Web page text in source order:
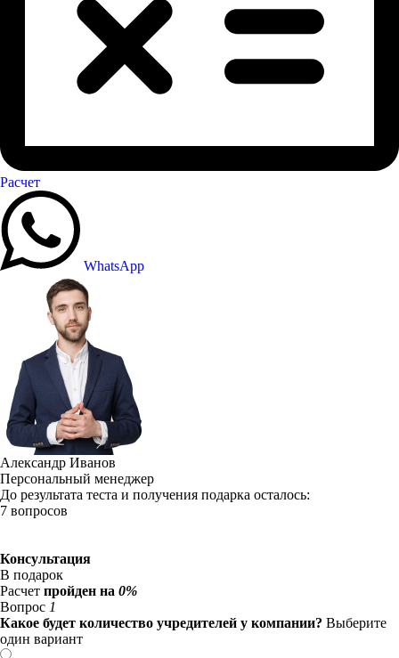
Расчет
WhatsApp
Александр Иванов
Персональный менеджер
До результата теста и получения подарка осталось:
7 вопросов
Консультация
В подарок
Расчет пройден на 0%
Вопрос 1
Какое будет количество учредителей у компании? Выберите
один вариант